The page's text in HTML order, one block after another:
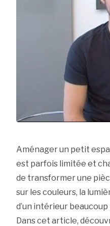
Aménager un petit
est parfois limitée et
de transformer une
sur les couleurs, la
d’un intérieur beaucoup
Dans cet article,